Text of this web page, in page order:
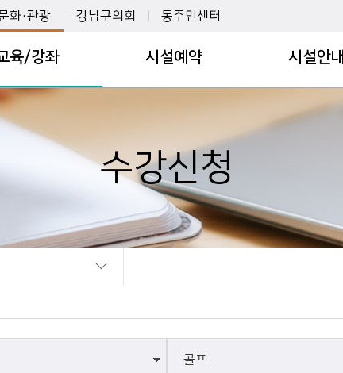
발센터
터
털일자리센터
화·관광
GANGNAM
남문화재단
강남구 통합예약사이트
강남구의회 동주민센터
개포1동
논현1동
논현2동
대치1동
도곡2동
육/강좌
강신청안내
시설예약
스크린골프 일일입장
스크린골프 일일입장
안내
탄천파크골프장
시설안내
동복합문화센터
공연장ㆍ전시실
수강신청
안내